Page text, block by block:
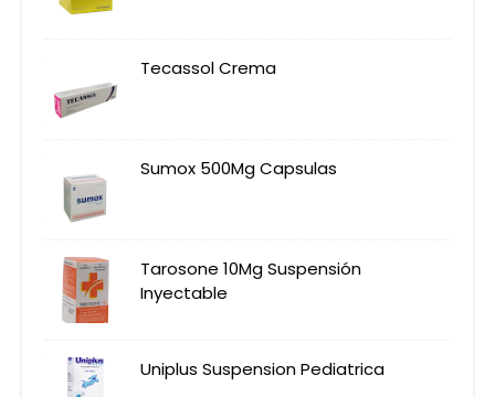
Tecassol Crema
Sumox 500Mg Capsulas
Tarosone 10Mg Suspensión
Inyectable
Uniplus Suspension Pediatrica